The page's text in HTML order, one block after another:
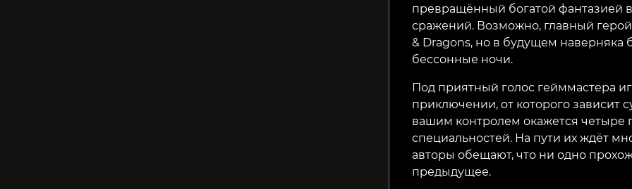
превращённый богатой фантазией
сражений. Возможно, главный
& Dragons, но в будущем наверняка
бессонные ночи.
Под приятный голос гейммастера
приключении, от которого зависит
вашим контролем окажется четыре
специальностей. На пути их ждёт
авторы обещают, что ни одно
предыдущее.